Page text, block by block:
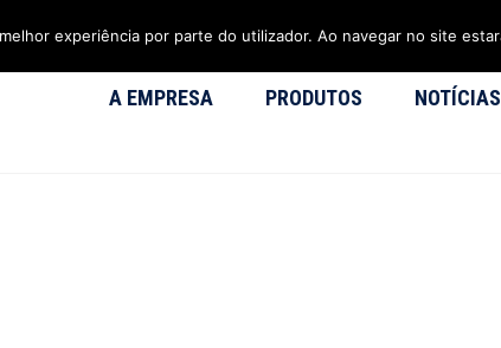
A EMPRESA PRODUTOS NOTÍCIAS
experiência por parte do utilizador. Ao navegar no site